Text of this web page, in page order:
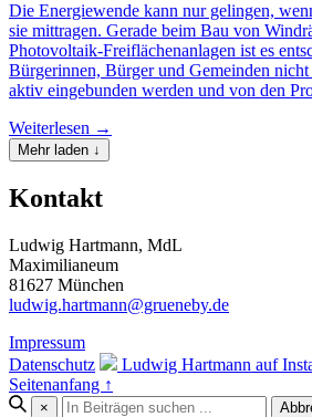
Die Energiewende kann nur gelingen,
sie mittragen. Gerade beim Bau von
Photovoltaik-Freiflächenanlagen ist es
Bürgerinnen, Bürger und Gemeinden nicht
aktiv eingebunden werden und von den
Weiterlesen →
Mehr laden ↓
Kontakt
Ludwig Hartmann, MdL
Maximilianeum
81627 München
ludwig.hartmann@grueneby.de
Impressum
Datenschutz
Ludwig Hartmann auf
Seitenanfang ↑
×